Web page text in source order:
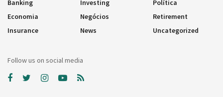
Banking
Economia
Insurance
Investing
Negócios
News
Política
Retirement
Uncategorized
Follow us on social media